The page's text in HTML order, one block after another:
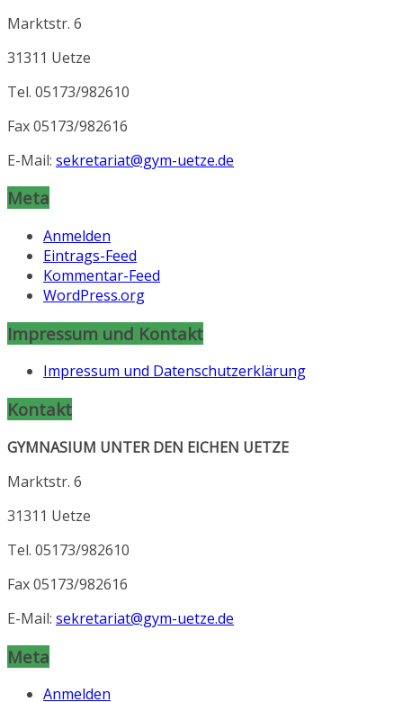
Marktstr. 6
31311 Uetze
Tel. 05173/982610
Fax 05173/982616
E-Mail: sekretariat@gym-uetze.de
Meta
Anmelden
Eintrags-Feed
Kommentar-Feed
WordPress.org
Impressum und Kontakt
Impressum und Datenschutzerklärung
Kontakt
GYMNASIUM UNTER DEN EICHEN UETZE
Marktstr. 6
31311 Uetze
Tel. 05173/982610
Fax 05173/982616
E-Mail: sekretariat@gym-uetze.de
Meta
Anmelden